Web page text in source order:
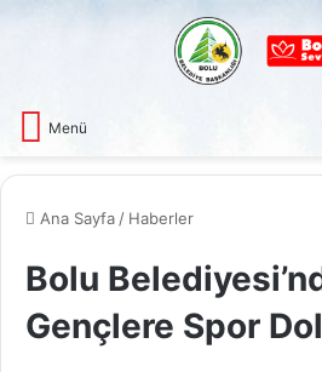
Menü
Ana Sayfa / Haberler
Bolu
Gençlere Spor